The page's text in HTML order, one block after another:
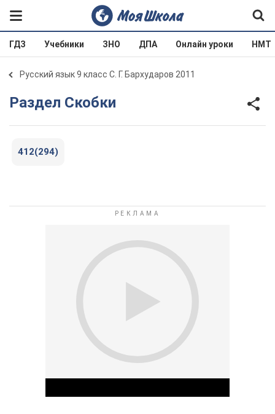
ГДЗ Учебники ЗНО ДПА Онлайн уроки НМТ
Русский язык 9 класс С. Г. Бархударов 2011
Раздел Скобки
412(294)